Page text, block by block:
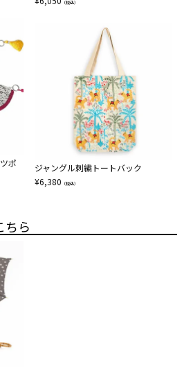
（税込）
ポ
ジャングル刺繍トートバック
¥6,380 （税込）
ちら